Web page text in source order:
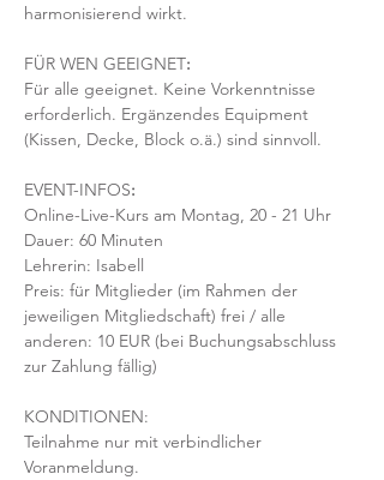
harmonisierend wirkt.
FÜR WEN GEEIGNET:
Für alle geeignet. Keine Vorkenntnisse
erforderlich. Ergänzendes Equipment
(Kissen, Decke, Block o.ä.) sind sinnvoll.
EVENT-INFOS:
Online-Live-Kurs am Montag, 20 - 21 Uhr
Dauer: 60 Minuten
Lehrerin: Isabell
Preis: für Mitglieder (im Rahmen der
jeweiligen Mitgliedschaft) frei / alle
anderen: 10 EUR (bei Buchungsabschluss
zur Zahlung fällig)
KONDITIONEN:
Teilnahme nur mit verbindlicher
Voranmeldung.